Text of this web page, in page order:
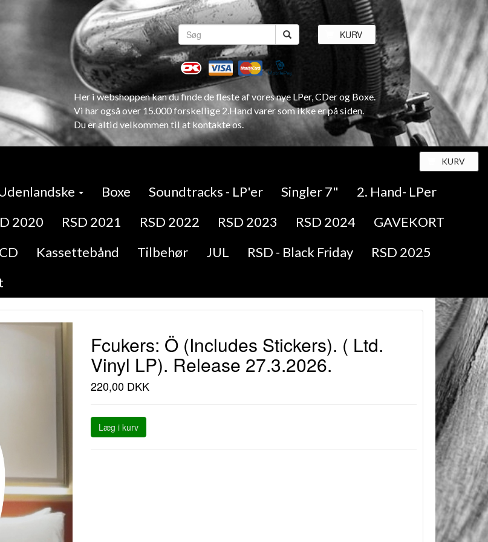
KURV
Her i webshoppen kan du finde de fleste af vores nye LPer, CDer og Boxe.
Vi har også over 15.000 forskellige 2.Hand varer som ikke er på siden.
Du er altid velkommen til at kontakte os.
KURV
Boxe Soundtracks - LP'er Singler 7"
2. Hand- LPer
2020 RSD 2021 RSD 2022 RSD 2023 RSD 2024
GAVEKORT
Kassettebånd Tilbehør JUL RSD - Black Friday
RSD 2025
Fcukers: Ö (Includes Stickers). ( Ltd.
Vinyl LP). Release 27.3.2026.
220,00 DKK
Læg i kurv